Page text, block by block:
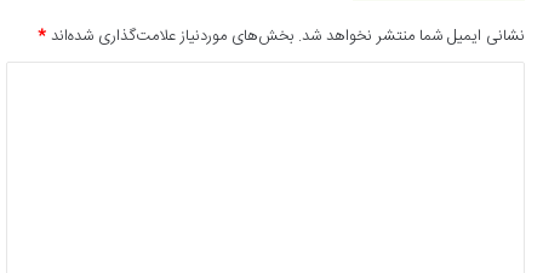
نشانی ایمیل شما منتشر نخواهد شد. بخش‌های موردنیاز علامت‌گذاری شده‌اند*